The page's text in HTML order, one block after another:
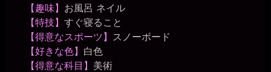
【趣味】 お風呂 ネイル
【特技】 すぐ寝ること
【得意なスポーツ】 スノーボード
【好きな色】 白色
【得意な科目】 美術